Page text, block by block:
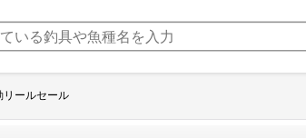
リールセール